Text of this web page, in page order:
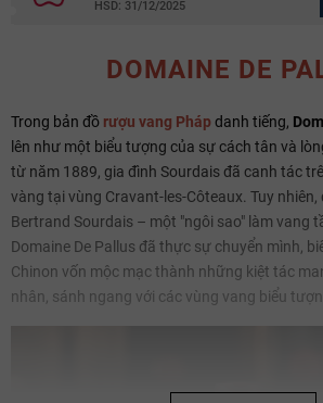
HSD: 31/12/2025
DOMAINE DE
Trong bản đồ rượu vang Phápdanh tiếng,
lên như một biểu tượng của sự cách tân và
từ năm 1889, gia đình Sourdais đã canh tác
vàng tại vùng Cravant-les-Côteaux. Tuy
Bertrand Sourdais – một "ngôi sao" làm vang
Domaine De Pallus đã thực sự chuyển mình,
Chinon vốn mộc mạc thành những kiệt tác
nhân, sánh ngang với các vùng vang biểu